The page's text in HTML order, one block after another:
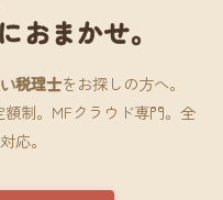
におまかせ。
税理士をお探しの方へ。
制。MFクラウド専門。全
応。